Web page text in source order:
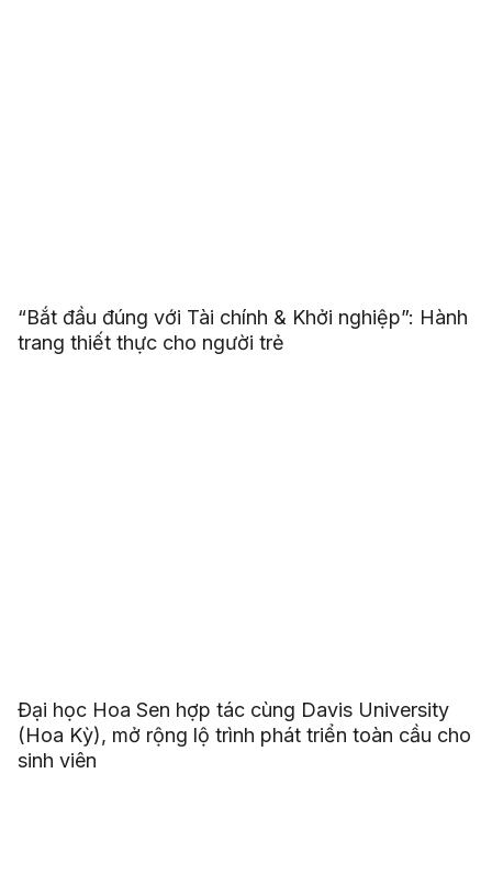
“Bắt đầu đúng với Tài chính & Khởi nghiệp”: Hành
trang thiết thực cho người trẻ
Đại học Hoa Sen hợp tác cùng Davis University
(Hoa Kỳ), mở rộng lộ trình phát triển toàn cầu cho
sinh viên